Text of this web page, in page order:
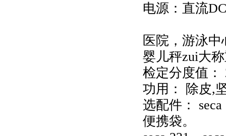
电源：直流
医院，游泳中
婴儿秤zui大
检定分度值：
功用： 除皮,
选配件：
便携袋。